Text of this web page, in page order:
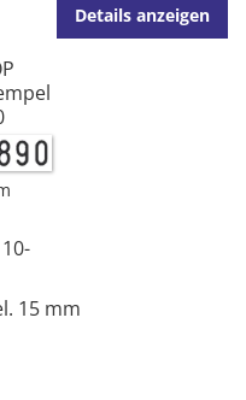
Details anzeigen
15 mm